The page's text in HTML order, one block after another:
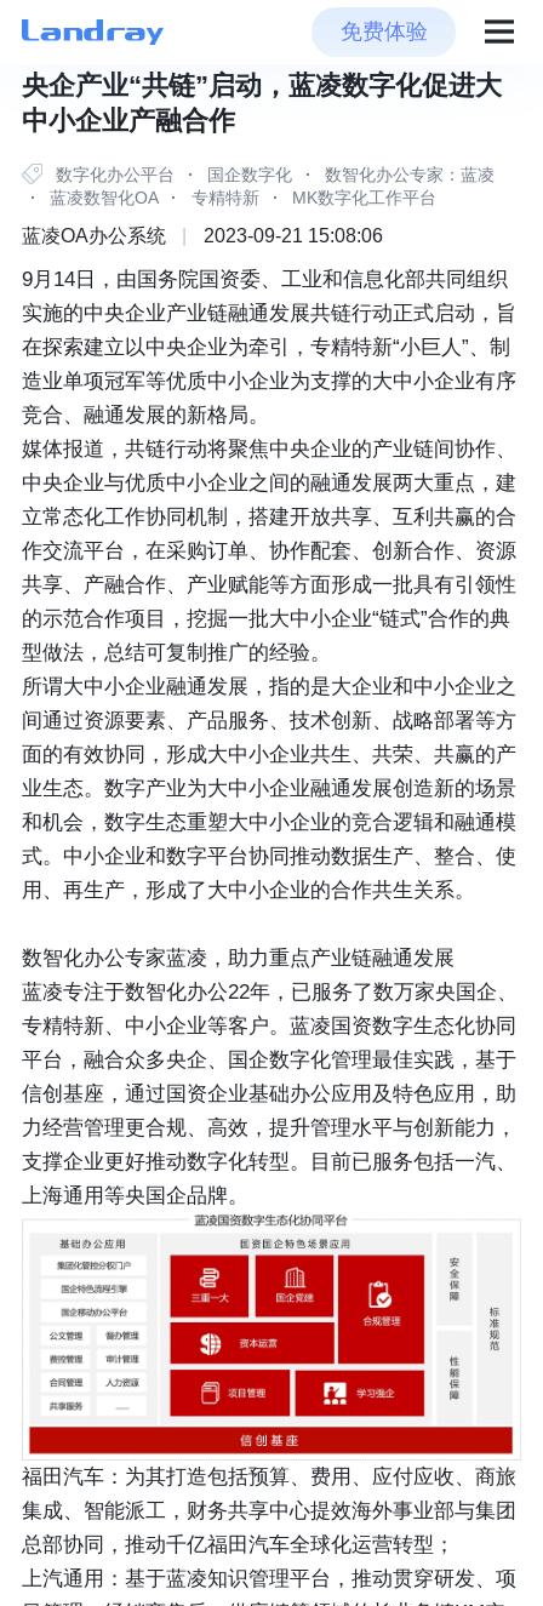
免费体验
央企产业“共链”启动，蓝凌数字化促进大
中小企业产融合作
数字化办公平台 · 国企数字化 ·
数智化办公专家：蓝凌
·
蓝凌数智化OA · 专精特新 · MK数字化工作平台
蓝凌OA办公系统 2023-09-21 15:08:06
9月14日，由国务院国资委、工业和信息化部共同组织
实施的中央企业产业链融通发展共链行动正式启动，旨
在探索建立以中央企业为牵引，专精特新“小巨人”、制
造业单项冠军等优质中小企业为支撑的大中小企业有序
竞合、融通发展的新格局。
媒体报道，共链行动将聚焦中央企业的产业链间协作、
中央企业与优质中小企业之间的融通发展两大重点，建
立常态化工作协同机制，搭建开放共享、互利共赢的合
作交流平台，在采购订单、协作配套、创新合作、资源
共享、产融合作、产业赋能等方面形成一批具有引领性
的示范合作项目，挖掘一批大中小企业“链式”合作的典
型做法，总结可复制推广的经验。
所谓大中小企业融通发展，指的是大企业和中小企业之
间通过资源要素、产品服务、技术创新、战略部署等方
面的有效协同，形成大中小企业共生、共荣、共赢的产
业生态。数字产业为大中小企业融通发展创造新的场景
和机会，数字生态重塑大中小企业的竞合逻辑和融通模
式。中小企业和数字平台协同推动数据生产、整合、使
用、再生产，形成了大中小企业的合作共生关系。
数智化办公专家蓝凌，助力重点产业链融通发展
蓝凌专注于数智化办公22年，已服务了数万家央国企、
专精特新、中小企业等客户。蓝凌国资数字生态化协同
平台，融合众多央企、国企数字化管理最佳实践，基于
信创基座，通过国资企业基础办公应用及特色应用，助
力经营管理更合规、高效，提升管理水平与创新能力，
支撑企业更好推动数字化转型。目前已服务包括一汽、
上海通用等央国企品牌。
福田汽车：为其打造包括预算、费用、应付应收、商旅
集成、智能派工，财务共享中心提效海外事业部与集团
总部协同，推动千亿福田汽车全球化运营转型；
上汽通用：基于蓝凌知识管理平台，推动贯穿研发、项